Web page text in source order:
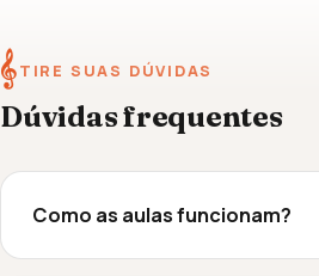
𝄞TIRE SUAS DÚVIDAS
Dúvidas frequentes
Como as aulas funcionam?